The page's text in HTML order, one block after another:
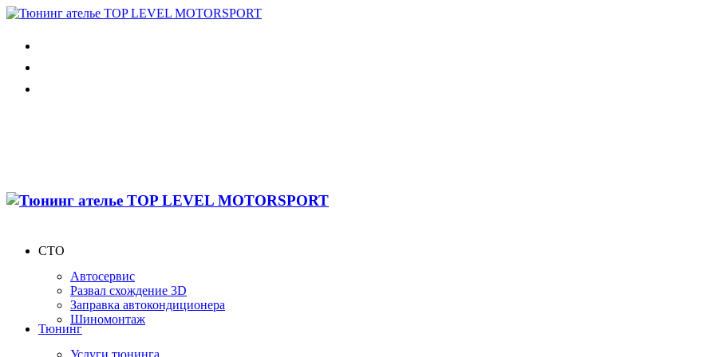
СТО
Автосервис
Развал схождение 3D
Заправка автокондиционера
Шиномонтаж
Тюнинг